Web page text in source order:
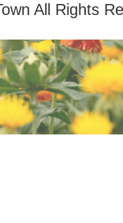
All Rights